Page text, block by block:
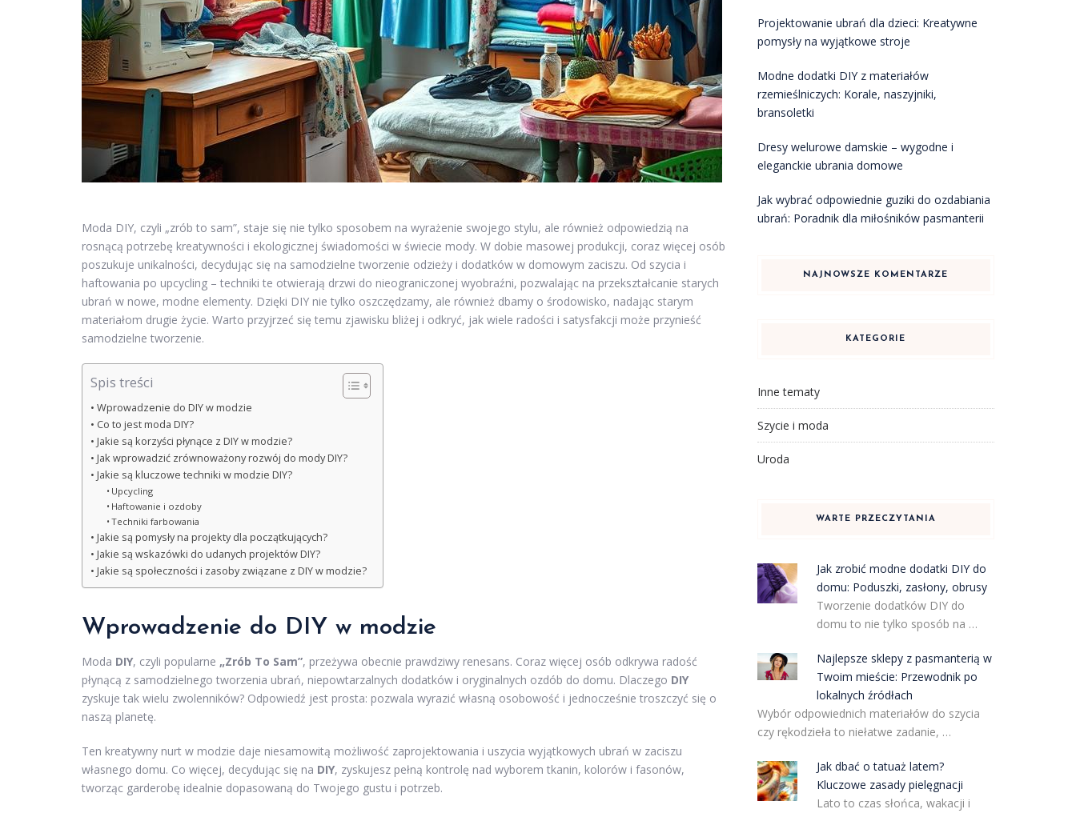
Moda DIY, czyli „zrób to sam”, staje się nie tylko sposobem na wyrażenie swojego stylu, ale również odpowiedzią na
rosnącą potrzebę kreatywności i ekologicznej świadomości w świecie mody. W dobie masowej produkcji, coraz więcej osób
poszukuje unikalności, decydując się na samodzielne tworzenie odzieży i dodatków w domowym zaciszu. Od szycia i
haftowania po upcycling – techniki te otwierają drzwi do nieograniczonej wyobraźni, pozwalając na przekształcanie starych
ubrań w nowe, modne elementy. Dzięki DIY nie tylko oszczędzamy, ale również dbamy o środowisko, nadając starym
materiałom drugie życie. Warto przyjrzeć się temu zjawisku bliżej i odkryć, jak wiele radości i satysfakcji może przynieść
samodzielne tworzenie.
Spis treści
Wprowadzenie do DIY w modzie
Co to jest moda DIY?
Jakie są korzyści płynące z DIY w modzie?
Jak wprowadzić zrównoważony rozwój do mody DIY?
Jakie są kluczowe techniki w modzie DIY?
Upcycling
Haftowanie i ozdoby
Techniki farbowania
Jakie są pomysły na projekty dla początkujących?
Jakie są wskazówki do udanych projektów DIY?
Jakie są społeczności i zasoby związane z DIY w modzie?
Wprowadzenie do DIY w modzie
Moda DIY, czyli popularne „Zrób To Sam”, przeżywa obecnie prawdziwy renesans. Coraz więcej osób odkrywa radość
płynącą z samodzielnego tworzenia ubrań, niepowtarzalnych dodatków i oryginalnych ozdób do domu. Dlaczego DIY
zyskuje tak wielu zwolenników? Odpowiedź jest prosta: pozwala wyrazić własną osobowość i jednocześnie troszczyć się o
naszą planetę.
Ten kreatywny nurt w modzie daje niesamowitą możliwość zaprojektowania i uszycia wyjątkowych ubrań w zaciszu
własnego domu. Co więcej, decydując się na DIY, zyskujesz pełną kontrolę nad wyborem tkanin, kolorów i fasonów,
tworząc garderobę idealnie dopasowaną do Twojego gustu i potrzeb.
Projektowanie ubrań dla dzieci: Kreatywne
pomysły na wyjątkowe stroje
Modne dodatki DIY z materiałów
rzemieślniczych: Korale, naszyjniki,
bransoletki
Dresy welurowe damskie – wygodne i
eleganckie ubrania domowe
Jak wybrać odpowiednie guziki do ozdabiania
ubrań: Poradnik dla miłośników pasmanterii
NAJNOWSZE KOMENTARZE
KATEGORIE
Inne tematy
Szycie i moda
Uroda
WARTE PRZECZYTANIA
Jak zrobić modne dodatki DIY do
domu: Poduszki, zasłony, obrusy
Tworzenie dodatków DIY do
domu to nie tylko sposób na …
Najlepsze sklepy z pasmanterią w
Twoim mieście: Przewodnik po
lokalnych źródłach
Wybór odpowiednich materiałów do szycia
czy rękodzieła to niełatwe zadanie, …
Jak dbać o tatuaż latem?
Kluczowe zasady pielęgnacji
Lato to czas słońca, wakacji i